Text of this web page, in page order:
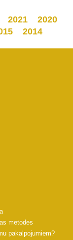
2021
2020
2014
metodes
pakalpojumiem?